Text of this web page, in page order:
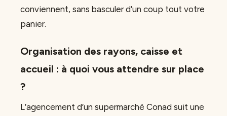
conviennent, sans basculer d’un coup tout votre
panier.
Organisation des rayons, caisse et
accueil : à quoi vous attendre sur place
?
L’agencement d’un supermarché Conad suit une